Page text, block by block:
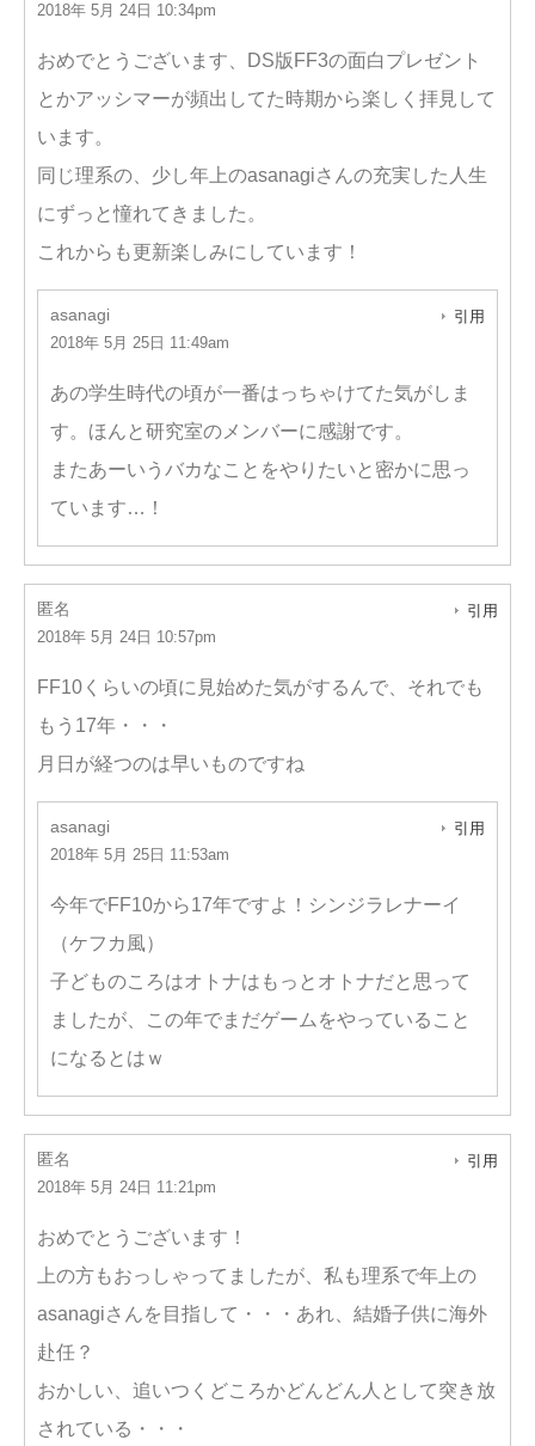
2018年 5月 24日 10:34pm
おめでとうございます、DS版FF3の面白プレゼント
とかアッシマーが頻出してた時期から楽しく拝見して
います。
同じ理系の、少し年上のasanagiさんの充実した人生
にずっと憧れてきました。
これからも更新楽しみにしています！
asanagi
2018年 5月 25日 11:49am
引用
あの学生時代の頃が一番はっちゃけてた気がしま
す。ほんと研究室のメンバーに感謝です。
またあーいうバカなことをやりたいと密かに思っ
ています…！
匿名
2018年 5月 24日 10:57pm
引用
FF10くらいの頃に見始めた気がするんで、それでも
もう17年・・・
月日が経つのは早いものですね
asanagi
2018年 5月 25日 11:53am
引用
今年でFF10から17年ですよ！シンジラレナーイ
（ケフカ風）
子どものころはオトナはもっとオトナだと思って
ましたが、この年でまだゲームをやっていること
になるとはｗ
匿名
2018年 5月 24日 11:21pm
引用
おめでとうございます！
上の方もおっしゃってましたが、私も理系で年上の
asanagiさんを目指して・・・あれ、結婚子供に海外
赴任？
おかしい、追いつくどころかどんどん人として突き放
されている・・・